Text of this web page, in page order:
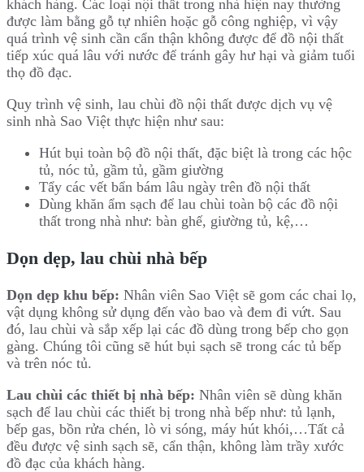
khách hàng. Các loại nội thất trong nhà hiện nay thường
được làm bằng gỗ tự nhiên hoặc gỗ công nghiệp, vì vậy
quá trình vệ sinh cần cẩn thận không được để đồ nội thất
tiếp xúc quá lâu với nước để tránh gây hư hại và giảm tuổi
thọ đồ đạc.
Quy trình vệ sinh, lau chùi đồ nội thất được dịch vụ vệ
sinh nhà Sao Việt thực hiện như sau:
Hút bụi toàn bộ đồ nội thất, đặc biệt là trong các hộc
tủ, nóc tủ, gầm tủ, gầm giường
Tẩy các vết bẩn bám lâu ngày trên đồ nội thất
Dùng khăn ẩm sạch để lau chùi toàn bộ các đồ nội
thất trong nhà như: bàn ghế, giường tủ, kệ,…
Dọn dẹp, lau chùi nhà bếp
Dọn dẹp khu bếp: Nhân viên Sao Việt sẽ gom các chai lọ,
vật dụng không sử dụng đến vào bao và đem đi vứt. Sau
đó, lau chùi và sắp xếp lại các đồ dùng trong bếp cho gọn
gàng. Chúng tôi cũng sẽ hút bụi sạch sẽ trong các tủ bếp
và trên nóc tủ.
Lau chùi các thiết bị nhà bếp: Nhân viên sẽ dùng khăn
sạch để lau chùi các thiết bị trong nhà bếp như: tủ lạnh,
bếp gas, bồn rửa chén, lò vi sóng, máy hút khói,…Tất cả
đều được vệ sinh sạch sẽ, cẩn thận, không làm trầy xước
đồ đạc của khách hàng.